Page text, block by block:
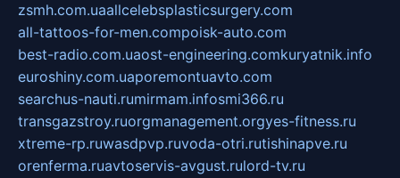
zsmh.com.uaallcelebsplasticsurgery.com
all-tattoos-for-men.compoisk-auto.com
best-radio.com.uaost-engineering.comkuryatnik.info
euroshiny.com.uaporemontuavto.com
searchus-nauti.rumirmam.infosmi366.ru
transgazstroy.ruorgmanagement.orgyes-fitness.ru
xtreme-rp.ruwasdpvp.ruvoda-otri.rutishinapve.ru
orenferma.ruavtoservis-avgust.rulord-tv.ru